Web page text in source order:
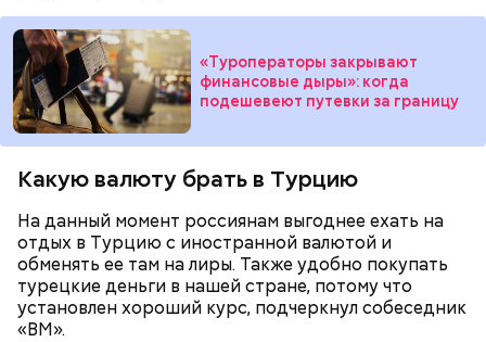
«Туроператоры закрывают
финансовые дыры»: когда
подешевеют путевки за границу
Какую валюту брать в Турцию
На данный момент россиянам выгоднее ехать на
отдых в Турцию с иностранной валютой и
обменять ее там на лиры. Также удобно покупать
турецкие деньги в нашей стране, потому что
установлен хороший курс, подчеркнул собеседник
«ВМ».
А в лесах Шатурского округа Московской области
грибники все чаще стали находить мутинус
Равенеля. Это гриб, который также известен как
сморчок вонючий или веселка вонючая. Мутинус
Равенеля завезли в Евразию из Северной Америки,
и в последние годы он стал все чаще встречаться в
средней полосе России.Не опасен ли он и можно
ли собиратьобычные грибы, которые растут
рядом, «Вечерней Москве» рассказал эксперт по
грибам Дмитрий Тихомиров.
— Заранее предсказать, как объект себя поведет,
невозможно. Если допустить резкое движение,
поток воздуха может увлечь шар за человеком, и
тот будет следовать за ним до тех пор, пока не
угаснет, — объяснил Бычков. — Но чаще всего они
не взрываются. Это редкий случай. Обычно энергия
у них кончается и они затухают.
словам, ему казалось, что он вернулся домой с
фронта с победой.